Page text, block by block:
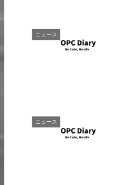
ニュース
ニュース